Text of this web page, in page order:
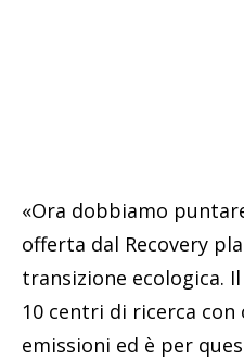
«Ora dobbiamo
offerta dal Recovery
transizione ecologica.
10 centri di ricerca
emissioni ed è per